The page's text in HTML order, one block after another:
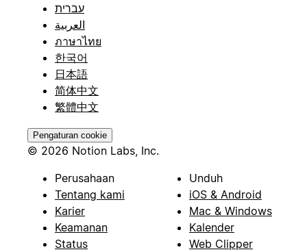
עברית
العربية
ภาษาไทย
한국어
日本語
简体中文
繁體中文
Pengaturan cookie
© 2026 Notion Labs, Inc.
Perusahaan
Tentang kami
Karier
Keamanan
Status
Unduh
iOS & Android
Mac & Windows
Kalender
Web Clipper